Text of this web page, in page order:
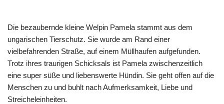
Die bezaubernde kleine Welpin Pamela stammt aus dem
ungarischen Tierschutz. Sie wurde am Rand einer
vielbefahrenden Straße, auf einem Müllhaufen aufgefunden.
Trotz ihres traurigen Schicksals ist Pamela zwischenzeitlich
eine super süße und liebenswerte Hündin. Sie geht offen auf die
Menschen zu und buhlt nach Aufmerksamkeit, Liebe und
Streicheleinheiten.